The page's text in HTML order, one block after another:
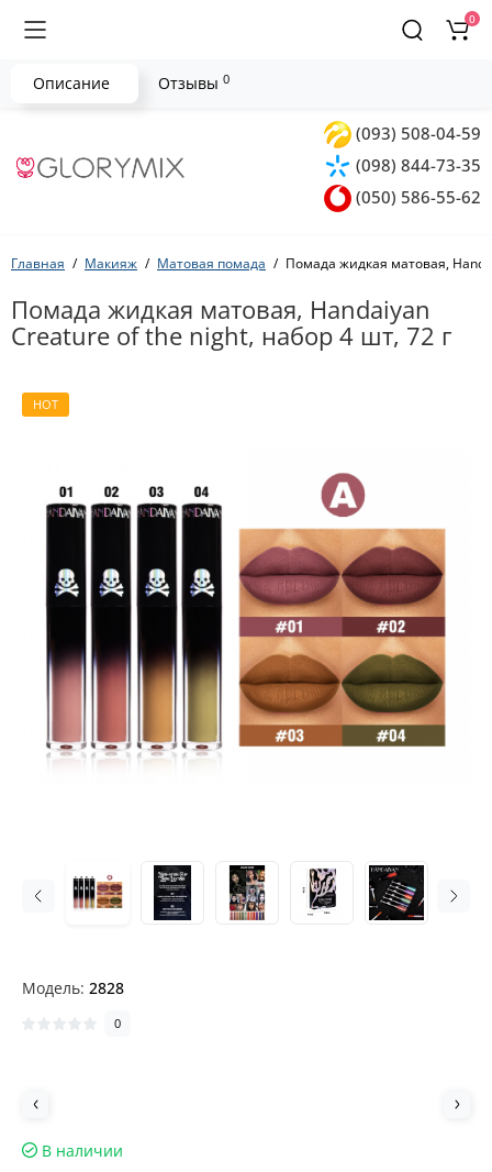
(093) 508-04-59
(098) 844-73-35
(050) 586-55-62
0
Главная Макияж Матовая помада Помада жидкая матовая,
Помада жидкая матовая, Handaiyan
Creature of the night, набор 4 шт, 72 г
HOT
Модель: 2828
0
В наличии
Описание Отзывы 0